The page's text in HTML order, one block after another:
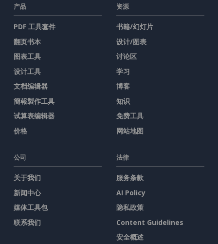
产品
PDF 工具套件
翻页书本
图表工具
设计工具
文档编辑器
簡報製作工具
试算表编辑器
价格
资源
书籍/幻灯片
设计/图表
讨论区
学习
博客
知识
免费工具
网站地图
公司
关于我们
新闻中心
媒体工具包
联系我们
法律
服务条款
AI Policy
隐私政策
Content Guidelines
安全概述